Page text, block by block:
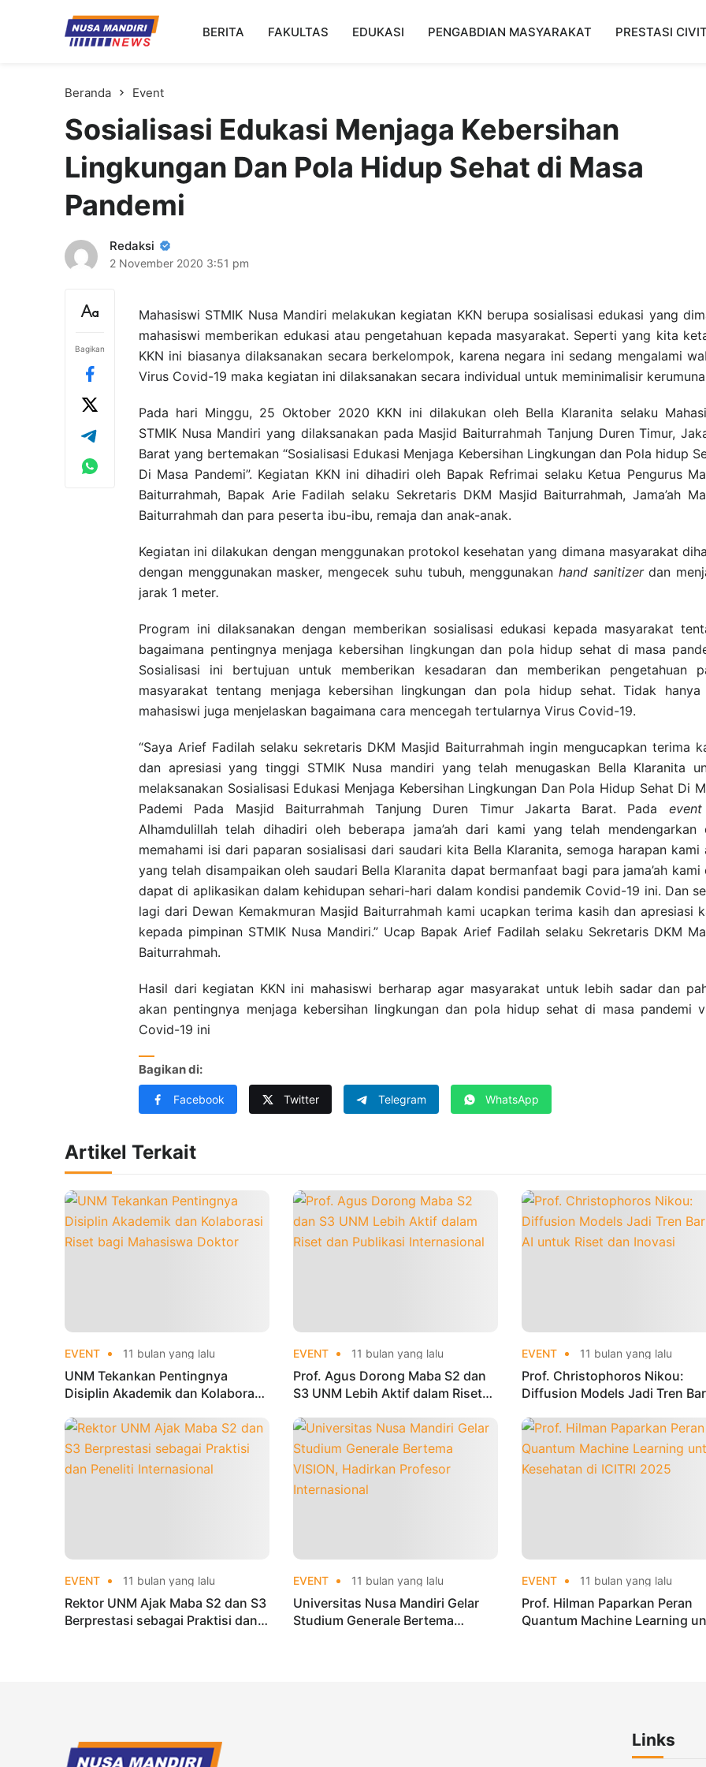
Kampus Digital Bisnis
Universitas Nusa Mandiri
BERITA FAKULTAS EDUKASI PENGABDIAN MASYARAKAT PRESTASI
Beranda Event
Sosialisasi Edukasi Menjaga Kebersihan
Lingkungan Dan Pola Hidup Sehat di Masa
Pandemi
Redaksi
2 November 2020 3:51 pm
Bagikan
Mahasiswi STMIK Nusa Mandiri melakukan kegiatan KKN berupa sosialisasi edukasi yang
mahasiswi memberikan edukasi atau pengetahuan kepada masyarakat. Seperti yang kita
KKN ini biasanya dilaksanakan secara berkelompok, karena negara ini sedang mengalami
Virus Covid-19 maka kegiatan ini dilaksanakan secara individual untuk meminimalisir
Pada hari Minggu, 25 Oktober 2020 KKN ini dilakukan oleh Bella Klaranita selaku
STMIK Nusa Mandiri yang dilaksanakan pada Masjid Baiturrahmah Tanjung Duren Timur,
Barat yang bertemakan “Sosialisasi Edukasi Menjaga Kebersihan Lingkungan dan Pola hidup
Di Masa Pandemi”. Kegiatan KKN ini dihadiri oleh Bapak Refrimai selaku Ketua Pengurus
Baiturrahmah, Bapak Arie Fadilah selaku Sekretaris DKM Masjid Baiturrahmah, Jama’ah
Baiturrahmah dan para peserta ibu-ibu, remaja dan anak-anak.
Kegiatan ini dilakukan dengan menggunakan protokol kesehatan yang dimana masyarakat
dengan menggunakan masker, mengecek suhu tubuh, menggunakan hand sanitizerdan
jarak 1 meter.
Program ini dilaksanakan dengan memberikan sosialisasi edukasi kepada masyarakat
bagaimana pentingnya menjaga kebersihan lingkungan dan pola hidup sehat di masa
Sosialisasi ini bertujuan untuk memberikan kesadaran dan memberikan pengetahuan
masyarakat tentang menjaga kebersihan lingkungan dan pola hidup sehat. Tidak hanya
mahasiswi juga menjelaskan bagaimana cara mencegah tertularnya Virus Covid-19.
“Saya Arief Fadilah selaku sekretaris DKM Masjid Baiturrahmah ingin mengucapkan terima
dan apresiasi yang tinggi STMIK Nusa mandiri yang telah menugaskan Bella Klaranita
melaksanakan Sosialisasi Edukasi Menjaga Kebersihan Lingkungan Dan Pola Hidup Sehat Di
Pademi Pada Masjid Baiturrahmah Tanjung Duren Timur Jakarta Barat. Pada
Alhamdulillah telah dihadiri oleh beberapa jama’ah dari kami yang telah mendengarkan
memahami isi dari paparan sosialisasi dari saudari kita Bella Klaranita, semoga harapan kami
yang telah disampaikan oleh saudari Bella Klaranita dapat bermanfaat bagi para jama’ah kami
dapat di aplikasikan dalam kehidupan sehari-hari dalam kondisi pandemik Covid-19 ini. Dan
lagi dari Dewan Kemakmuran Masjid Baiturrahmah kami ucapkan terima kasih dan apresiasi
kepada pimpinan STMIK Nusa Mandiri.” Ucap Bapak Arief Fadilah selaku Sekretaris DKM
Baiturrahmah.
Hasil dari kegiatan KKN ini mahasiswi berharap agar masyarakat untuk lebih sadar dan
akan pentingnya menjaga kebersihan lingkungan dan pola hidup sehat di masa pandemi
Covid-19 ini
Bagikan di:
Facebook Twitter Telegram WhatsApp
Artikel Terkait
EVENT 11 bulan yang lalu
UNM Tekankan Pentingnya
Disiplin Akademik dan Kolaborasi
EVENT 11 bulan yang lalu
Prof. Agus Dorong Maba S2 dan
S3 UNM Lebih Aktif dalam Riset
EVENT 11 bulan yang lalu
Prof. Christophoros Nikou:
Diffusion Models Jadi Tren
EVENT 11 bulan yang lalu
Rektor UNM Ajak Maba S2 dan S3
Berprestasi sebagai Praktisi dan
EVENT 11 bulan yang lalu
Universitas Nusa Mandiri Gelar
Studium Generale Bertema
EVENT 11 bulan yang lalu
Prof. Hilman Paparkan Peran
Quantum Machine Learning
Links